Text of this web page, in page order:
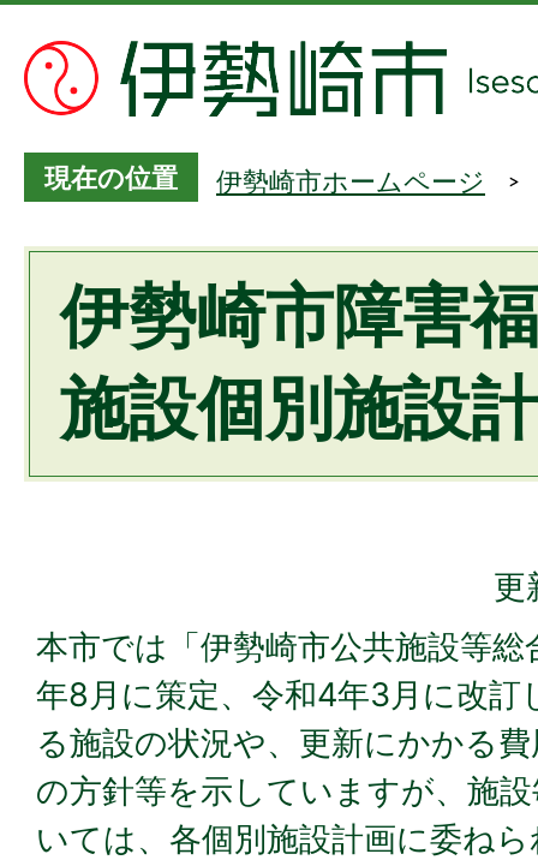
現在の位置 伊勢崎市ホームページ
伊勢崎市障害
施設個別施設
更
本市では「伊勢崎市公共施設等
年8月に策定、令和4年3月に改訂
る施設の状況や、更新にかかる
の方針等を示していますが、施
いては、各個別施設計画に委ね